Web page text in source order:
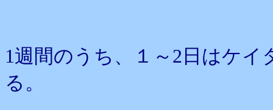
1週間のうち、１～2日はケ
る。